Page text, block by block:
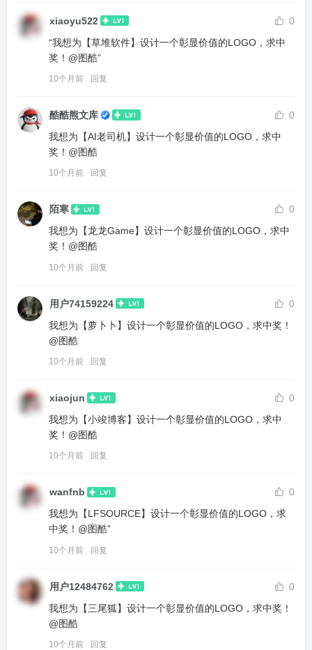
xiaoyu522
0
“我想为【草堆软件】设计一个彰显价值的LOGO，求中
奖！@图酷”
10个月前 回复
酷酷熊文库
0
我想为【AI老司机】设计一个彰显价值的LOGO，求中
奖！@图酷
10个月前 回复
陌寒
0
我想为【龙龙Game】设计一个彰显价值的LOGO，求中
奖！@图酷
10个月前 回复
用户74159224
0
我想为【萝卜卜】设计一个彰显价值的LOGO，求中奖！
@图酷
10个月前 回复
xiaojun
0
我想为【小竣博客】设计一个彰显价值的LOGO，求中
奖！@图酷
10个月前 回复
wanfnb
0
我想为【LFSOURCE】设计一个彰显价值的LOGO，求
中奖！@图酷”
10个月前 回复
用户12484762
0
我想为【三尾狐】设计一个彰显价值的LOGO，求中奖！
@图酷
10个月前 回复